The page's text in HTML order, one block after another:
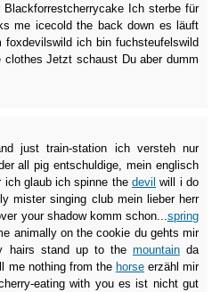
Ich sterbe für
me icecold the back down es läuft
ich bin fuchsteufelswild
Jetzt schaust Du aber dumm
just train-station ich versteh nur
all pig entschuldige, mein englisch
glaub ich spinne thedevil will i do
mister singing club mein lieber herr
your shadow komm schon...spring
animally on the cookie du gehts mir
hairs stand up to the mountainda
me nothing from the horseerzähl mir
eating with you es ist nicht gut